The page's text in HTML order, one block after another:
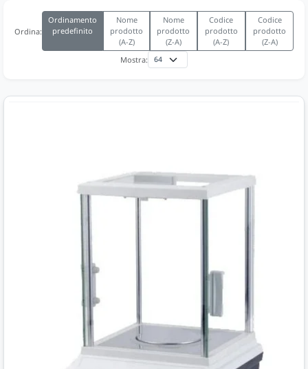
Ordina:
Ordinamento
predefinito
Nome
prodotto
(A-Z)
Nome
prodotto
(Z-A)
Codice
prodotto
(A-Z)
Codice
prodotto
(Z-A)
Mostra: